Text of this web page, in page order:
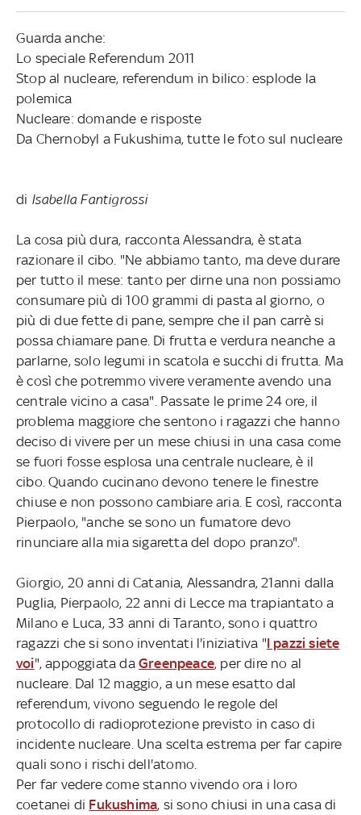
Guarda anche:
Lo speciale Referendum 2011
Stop al nucleare, referendum in bilico: esplode la
polemica
Nucleare: domande e risposte
Da Chernobyl a Fukushima, tutte le foto sul nucleare
di Isabella Fantigrossi
La cosa più dura, racconta Alessandra, è stata
razionare il cibo. "Ne abbiamo tanto, ma deve durare
per tutto il mese: tanto per dirne una non possiamo
consumare più di 100 grammi di pasta al giorno, o
più di due fette di pane, sempre che il pan carrè si
possa chiamare pane. Di frutta e verdura neanche a
parlarne, solo legumi in scatola e succhi di frutta. Ma
è così che potremmo vivere veramente avendo una
centrale vicino a casa". Passate le prime 24 ore, il
problema maggiore che sentono i ragazzi che hanno
deciso di vivere per un mese chiusi in una casa come
se fuori fosse esplosa una centrale nucleare, è il
cibo. Quando cucinano devono tenere le finestre
chiuse e non possono cambiare aria. E così, racconta
Pierpaolo, "anche se sono un fumatore devo
rinunciare alla mia sigaretta del dopo pranzo".
Giorgio, 20 anni di Catania, Alessandra, 21anni dalla
Puglia, Pierpaolo, 22 anni di Lecce ma trapiantato a
Milano e Luca, 33 anni di Taranto, sono i quattro
ragazzi che si sono inventati l'iniziativa "I pazzi siete
voi", appoggiata da Greenpeace, per dire no al
nucleare. Dal 12 maggio, a un mese esatto dal
referendum, vivono seguendo le regole del
protocollo di radioprotezione previsto in caso di
incidente nucleare. Una scelta estrema per far capire
quali sono i rischi dell'atomo.
Per far vedere come stanno vivendo ora i loro
coetanei di Fukushima, si sono chiusi in una casa di